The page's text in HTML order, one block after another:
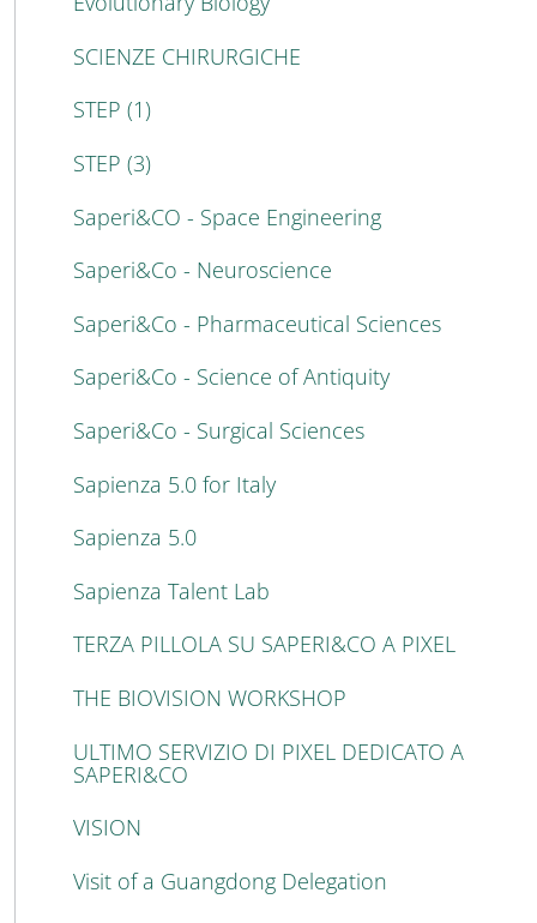
SCIENZE CHIRURGICHE
STEP (1)
STEP (3)
Saperi&CO - Space Engineering
Saperi&Co - Neuroscience
Saperi&Co - Pharmaceutical Sciences
Saperi&Co - Science of Antiquity
Saperi&Co - Surgical Sciences
Sapienza 5.0 for Italy
Sapienza 5.0
Sapienza Talent Lab
TERZA PILLOLA SU SAPERI&CO A PIXEL
THE BIOVISION WORKSHOP
ULTIMO SERVIZIO DI PIXEL DEDICATO A
SAPERI&CO
VISION
Visit of a Guangdong Delegation